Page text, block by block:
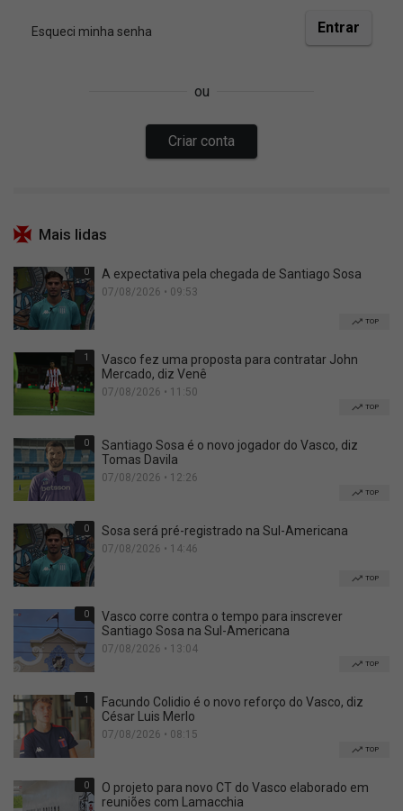
Mais lidas
0 A expectativa pela chegada de Santiago Sosa
07/08/2026 • 09:53
TOP
1
Vasco fez uma proposta para contratar John
Mercado, diz Venê
07/08/2026 • 11:50
TOP
0
Santiago Sosa é o novo jogador do Vasco, diz
Tomas Davila
07/08/2026 • 12:26
TOP
0 Sosa será pré-registrado na Sul-Americana
07/08/2026 • 14:46
TOP
0
Vasco corre contra o tempo para inscrever
Santiago Sosa na Sul-Americana
07/08/2026 • 13:04
TOP
1
Facundo Colidio é o novo reforço do Vasco, diz
César Luis Merlo
07/08/2026 • 08:15
TOP
0
O projeto para novo CT do Vasco elaborado em
reuniões com Lamacchia